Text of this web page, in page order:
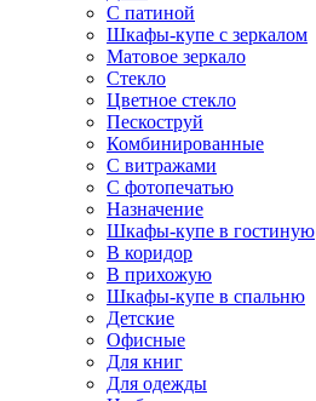
С патиной
Шкафы-купе с зеркалом
Матовое зеркало
Стекло
Цветное стекло
Пескоструй
Комбинированные
С витражами
С фотопечатью
Назначение
Шкафы-купе в гостиную
В коридор
В прихожую
Шкафы-купе в спальню
Детские
Офисные
Для книг
Для одежды